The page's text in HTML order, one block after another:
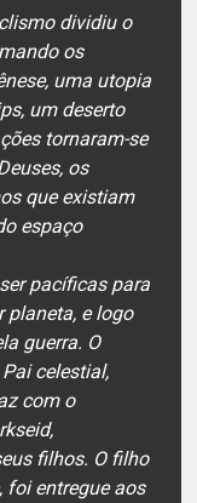
dividiu o
os
uma utopia
um deserto
tornaram-se
os
que existiam
espaço
pacíficas para
planeta, e logo
guerra. O
celestial,
com o
filhos. O filho
foi entregue aos